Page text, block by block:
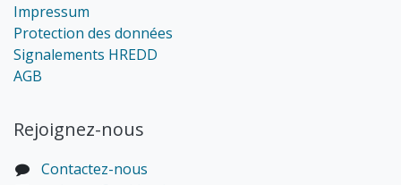
Impressum
Protection des données
Signalements HREDD
AGB
Rejoignez-nous
Contactez-nous